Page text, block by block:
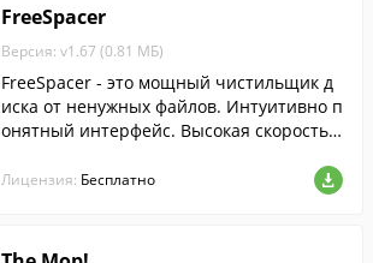
FreeSpacer
Версия: v1.67 (0.81 МБ)
FreeSpacer - это мощный чистильщик д
иска от ненужных файлов. Интуитивно п
онятный интерфейс. Высокая скорость
Лицензия: Бесплатно